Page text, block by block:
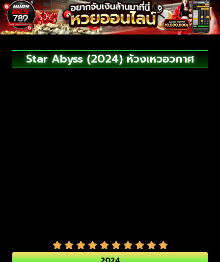
Star Abyss (2024) ห้วงเหวอวกาศ